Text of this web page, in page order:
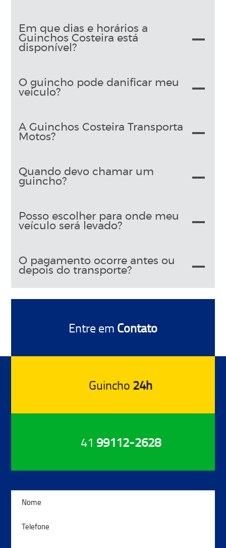
Em que dias e horários a
Guinchos Costeira está
disponível?
O guincho pode danificar meu
veículo?
A Guinchos Costeira Transporta
Motos?
Quando devo chamar um
guincho?
Posso escolher para onde meu
veículo será levado?
O pagamento ocorre antes ou
depois do transporte?
Guincho 24h
Entre em Contato
41 99112-2628